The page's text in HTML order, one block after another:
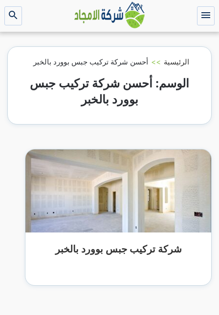
التجاوز
إلى القائمة
بحث
عن
الرئيسية >> أحسن شركة تركيب جبس بوورد بالخبر
الوسم: أحسن شركة تركيب جبس
بوورد بالخبر
شركة تركيب جبس بوورد بالخبر